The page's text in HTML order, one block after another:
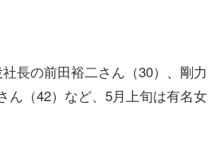
長の前田裕二さん（30）、剛力
ん（42）など、5月上旬は有名女